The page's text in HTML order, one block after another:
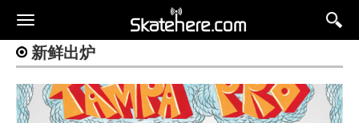
新鲜出炉